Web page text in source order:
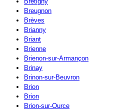
Breugnon
Brèves
Brianny
Briant
Brienne
Brienon-sur-Armançon
Brinay
Brinon-sur-Beuvron
Brion
Brion
Brion-sur-Ource